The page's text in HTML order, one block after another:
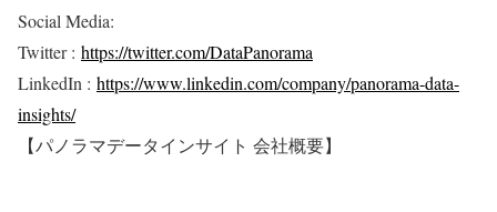
Social Media:
Twitter : https://twitter.com/DataPanorama
LinkedIn : https://www.linkedin.com/company/panorama-data-
insights/
【パノラマデータインサイト 会社概要】